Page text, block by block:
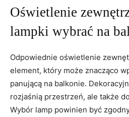
Oświetlenie
lampki wybrać na
Odpowiednie oświetlenie
element, który może znacząco
panującą na balkonie.
rozjaśnią przestrzeń, ale także
Wybór lamp powinien być